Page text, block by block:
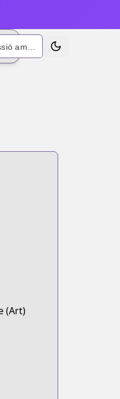
Alternar tema
(Art)